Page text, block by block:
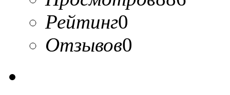
Рейтинг0
Отзывов0